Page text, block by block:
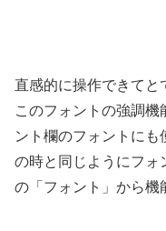
直感的に操作できてと
このフォントの強調機
ント欄のフォントにも
の時と同じようにフォ
の「フォント」から機